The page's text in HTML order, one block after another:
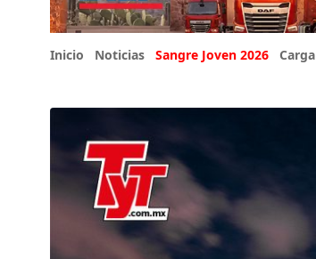
Inicio Noticias Sangre Joven 2026 Carga